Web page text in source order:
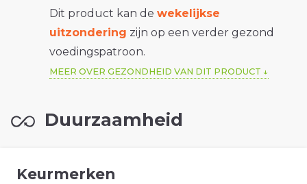
Dit product kan de wekelijkse
uitzondering zijn op een verder gezond
voedingspatroon.
MEER OVER GEZONDHEID VAN DIT PRODUCT
Duurzaamheid
Keurmerken